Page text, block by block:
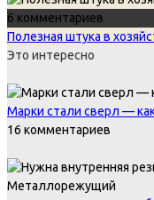
6 комментариев
Полезная штука в
Это интересно
Марки стали сверл —
16 комментариев
Металлорежущий